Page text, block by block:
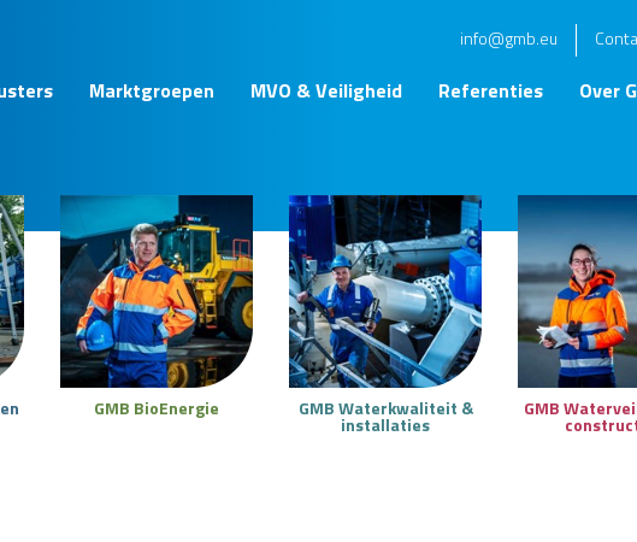
info@gmb.eu
Marktgroepen MVO & Veiligheid Referenties Over
GMB BioEnergie GMB Waterkwaliteit &
installaties
GMB